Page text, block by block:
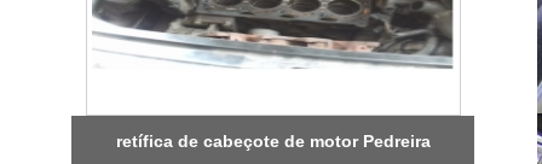
retífica de cabeçote de motor Pedreira